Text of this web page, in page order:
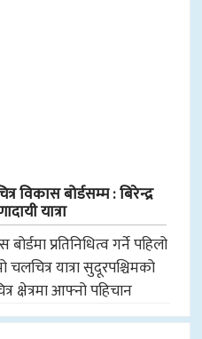
विकास बोर्डसम्म : बिरेन्द्र
यात्रा
प्रतिनिधित्व गर्ने पहिलो
यात्रा सुदूरपश्चिमको
क्षेत्रमा आफ्नो पहिचान